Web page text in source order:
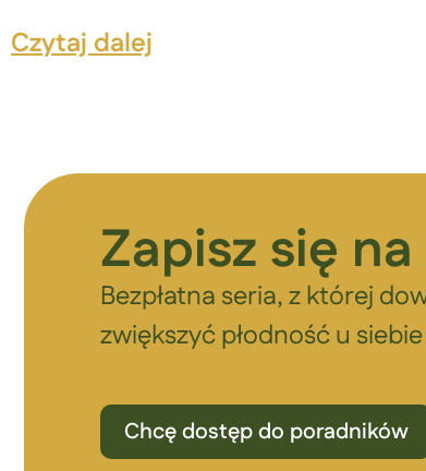
Czytaj dalej
Zapisz się na
Bezpłatna seria, z której
zwiększyć płodność u
Chcę dostęp do poradników